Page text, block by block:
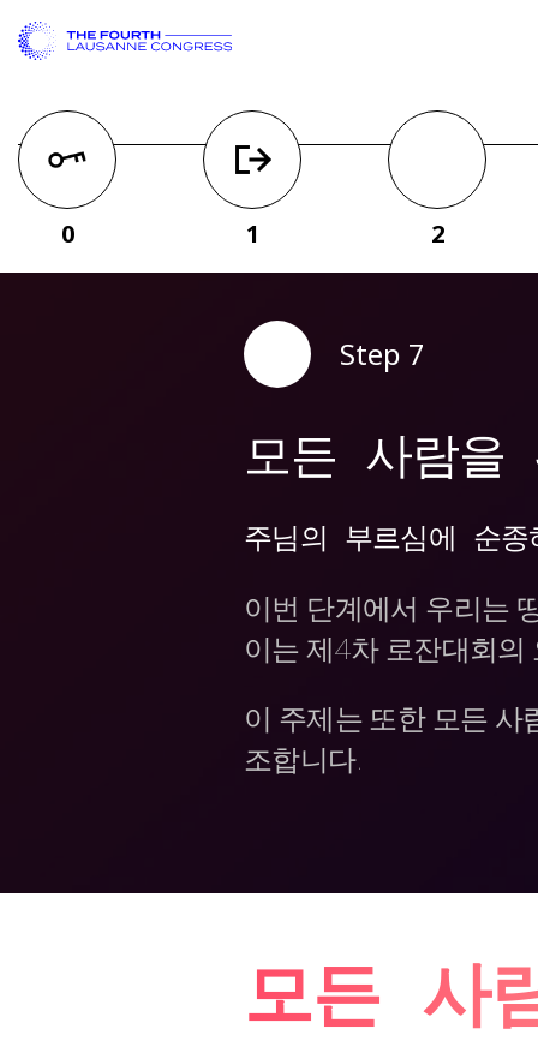
0 1 2
Step 7
모든 사람을
주님의 부르심에 순
이번 단계에서 우리는
이는 제4차 로잔대회
이 주제는 또한 모든
조합니다.
모든 사